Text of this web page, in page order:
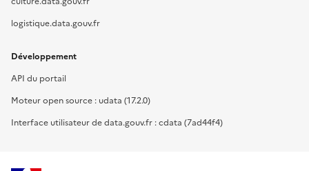
logistique.data.gouv.fr
Développement
API du portail
Moteur open source : udata (17.2.0)
Interface utilisateur de data.gouv.fr : cdata (7ad44f4)